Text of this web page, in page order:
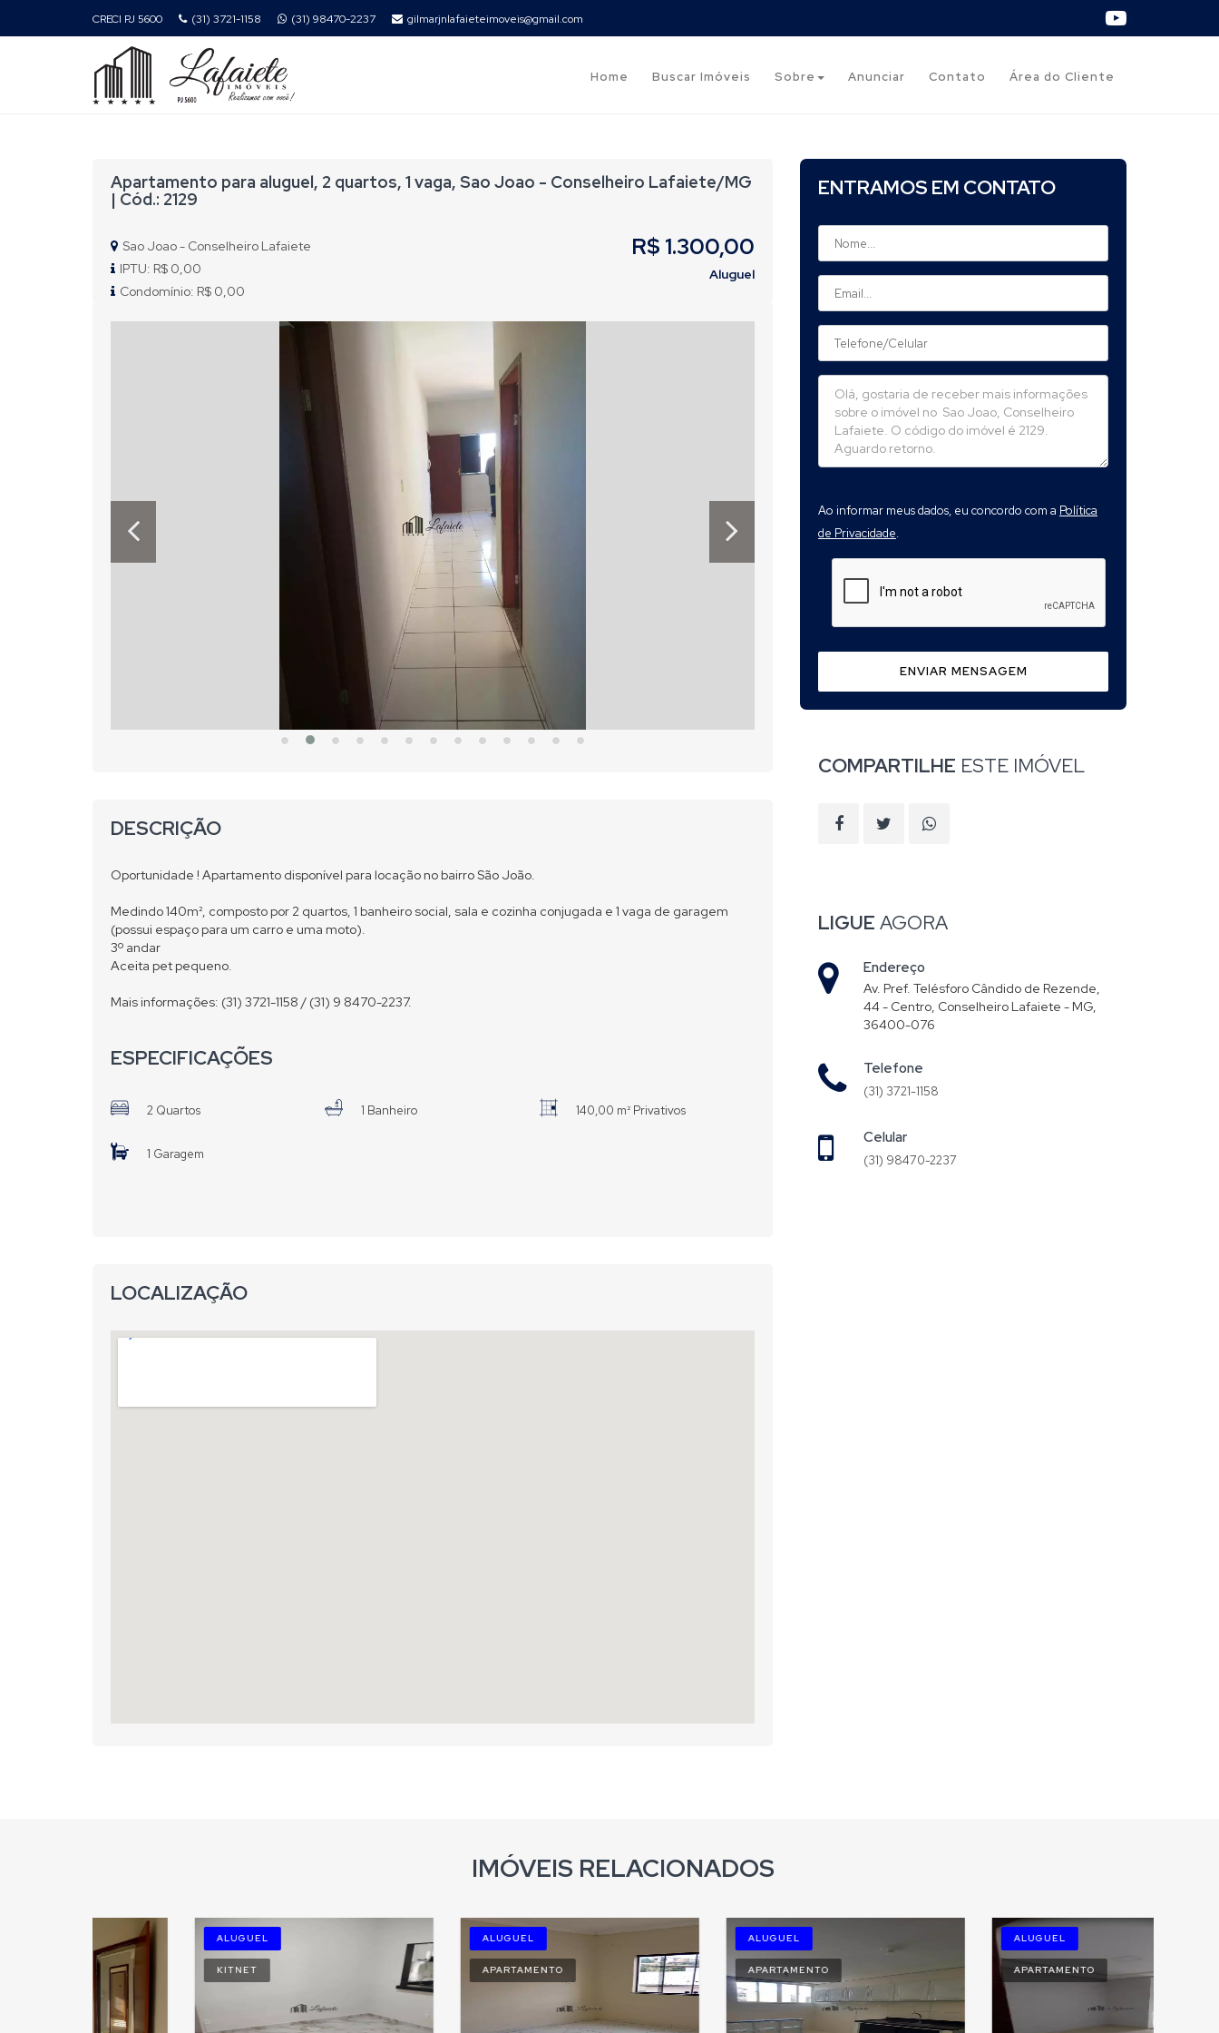
CRECI PJ 5600 (31) 3721-1158 (31) 98470-2237 gilmarjnlafaieteimoveis@gmail.com
Home Buscar Imóveis Sobre Anunciar Contato Área do Cliente
Apartamento para aluguel, 2 quartos, 1 vaga, Sao Joao - Conselheiro Lafaiete/MG
| Cód.: 2129
Sao Joao - Conselheiro Lafaiete
IPTU: R$ 0,00
Condomínio: R$ 0,00
R$ 1.300,00
Aluguel
DESCRIÇÃO
Oportunidade ! Apartamento disponível para locação no bairro São João.
Medindo 140m², composto por 2 quartos, 1 banheiro social, sala e cozinha conjugada e 1 vaga de garagem
(possui espaço para um carro e uma moto).
3º andar
Aceita pet pequeno.
Mais informações: (31) 3721-1158 / (31) 9 8470-2237.
ESPECIFICAÇÕES
2 Quartos 1 Banheiro 140,00 m² Privativos
1 Garagem
LOCALIZAÇÃO
ENTRAMOS EM CONTATO
Ao informar meus dados, eu concordo com a Política
de Privacidade.
ENVIAR MENSAGEM
COMPARTILHE ESTE IMÓVEL
LIGUE AGORA
Endereço
Av. Pref. Telésforo Cândido de Rezende,
44 - Centro, Conselheiro Lafaiete - MG,
36400-076
Telefone
(31) 3721-1158
Celular
(31) 98470-2237
IMÓVEIS RELACIONADOS
ALUGUEL
KITNET APARTAMENTO APARTAMENTO APARTAMENTO